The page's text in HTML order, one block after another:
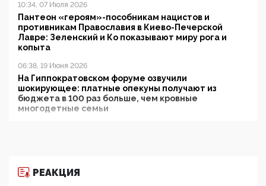
10:34, 07 Июля 2026
Пантеон «героям»-пособникам нацистов и
противникам Православия в Киево-Печерской
Лавре: Зеленский и Ко показывают миру рога и
копыта
06:38, 19 Июня 2026
На Гиппократовском форуме озвучили
шокирующее: платные опекуны получают из
бюджета в 100 раз больше, чем кровные
многодетные семьи
11:53, 09 Июня 2026
РЕАКЦИЯ